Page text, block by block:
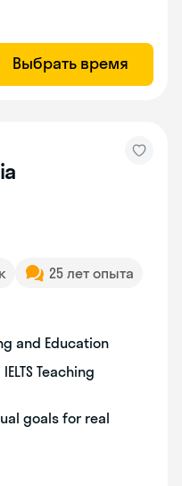
Выбрать время
25 лет опыта
and Education
IELTS Teaching
goals for real